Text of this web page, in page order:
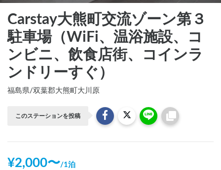
Carstay大熊町交流ゾーン第３
駐車場（WiFi、温浴施設、コ
ンビニ、飲食店街、コインラ
ンドリーすぐ）
福島県/双葉郡大熊町大川原
このステーションを投稿
¥2,000〜/1泊